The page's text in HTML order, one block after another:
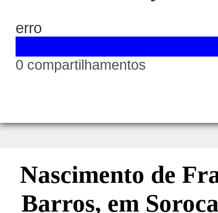
erro
0 compartilhamentos
Nascimento de
Barros, em